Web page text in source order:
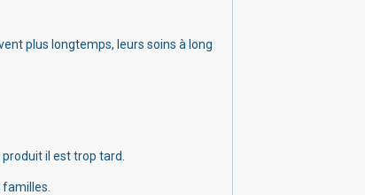
plus longtemps, leurs soins à long
il est trop tard.
familles